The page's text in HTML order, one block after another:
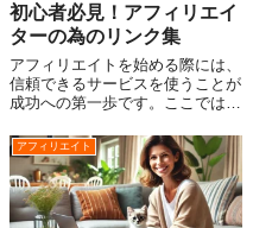
初心者必見！アフィリエイ
ターの為のリンク集
アフィリエイトを始める際には、
信頼できるサービスを使うことが
成功への第一歩です。ここでは、
エイトのツールやサービスをまと
めました。特に、ブログを始める
ためのサーバーやアフィリエイト
プログラム、広告サービスのリ
ン...
アフィリエイト